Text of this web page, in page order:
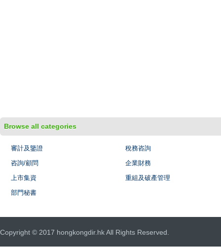
Browse all categories
審計及鑒證
稅務咨詢
咨詢/顧問
企業財務
上市集資
重組及破產管理
部門秘書
Copyright © 2017 hongkongdir.hk All Rights Reserved.